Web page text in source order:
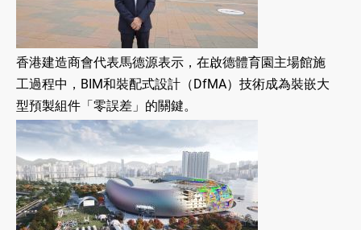
香港建造商會代表馬德源表示，在啟德體育園主場館施
工過程中，BIM和裝配式設計（DfMA）技術成為裝嵌大
型預製組件「零誤差」的關鍵。